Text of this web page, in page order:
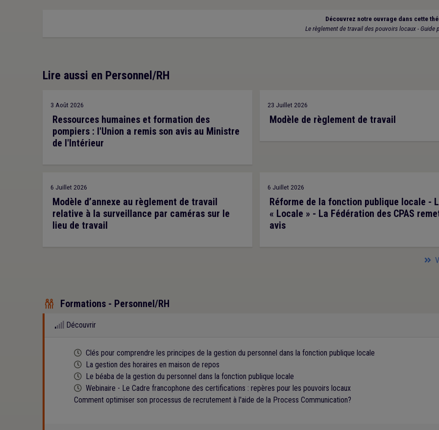
Découvrez notre ouvrage dans cette
Le règlement de travail des pouvoirs locaux - Guide
Lire aussi en Personnel/RH
3 Août 2026
Ressources humaines et formation des
pompiers : l'Union a remis son avis au Ministre
de l'Intérieur
23 Juillet 2026
Modèle de règlement de travail
6 Juillet 2026
Modèle d’annexe au règlement de travail
relative à la surveillance par caméras sur le
lieu de travail
6 Juillet 2026
Réforme de la fonction publique locale -
« Locale » - La Fédération des CPAS
avis
 Formations - Personnel/RH
Découvrir
Cette formation est programmée
Clés pour comprendre les principes de la gestion du personnel dans la fonction publique locale
Cette formation est programmée
La gestion des horaires en maison de repos
Cette formation est programmée
Le béaba de la gestion du personnel dans la fonction publique locale
Cette formation est programmée
Webinaire - Le Cadre francophone des certifications : repères pour les pouvoirs locaux
Comment optimiser son processus de recrutement à l'aide de la Process Communication?